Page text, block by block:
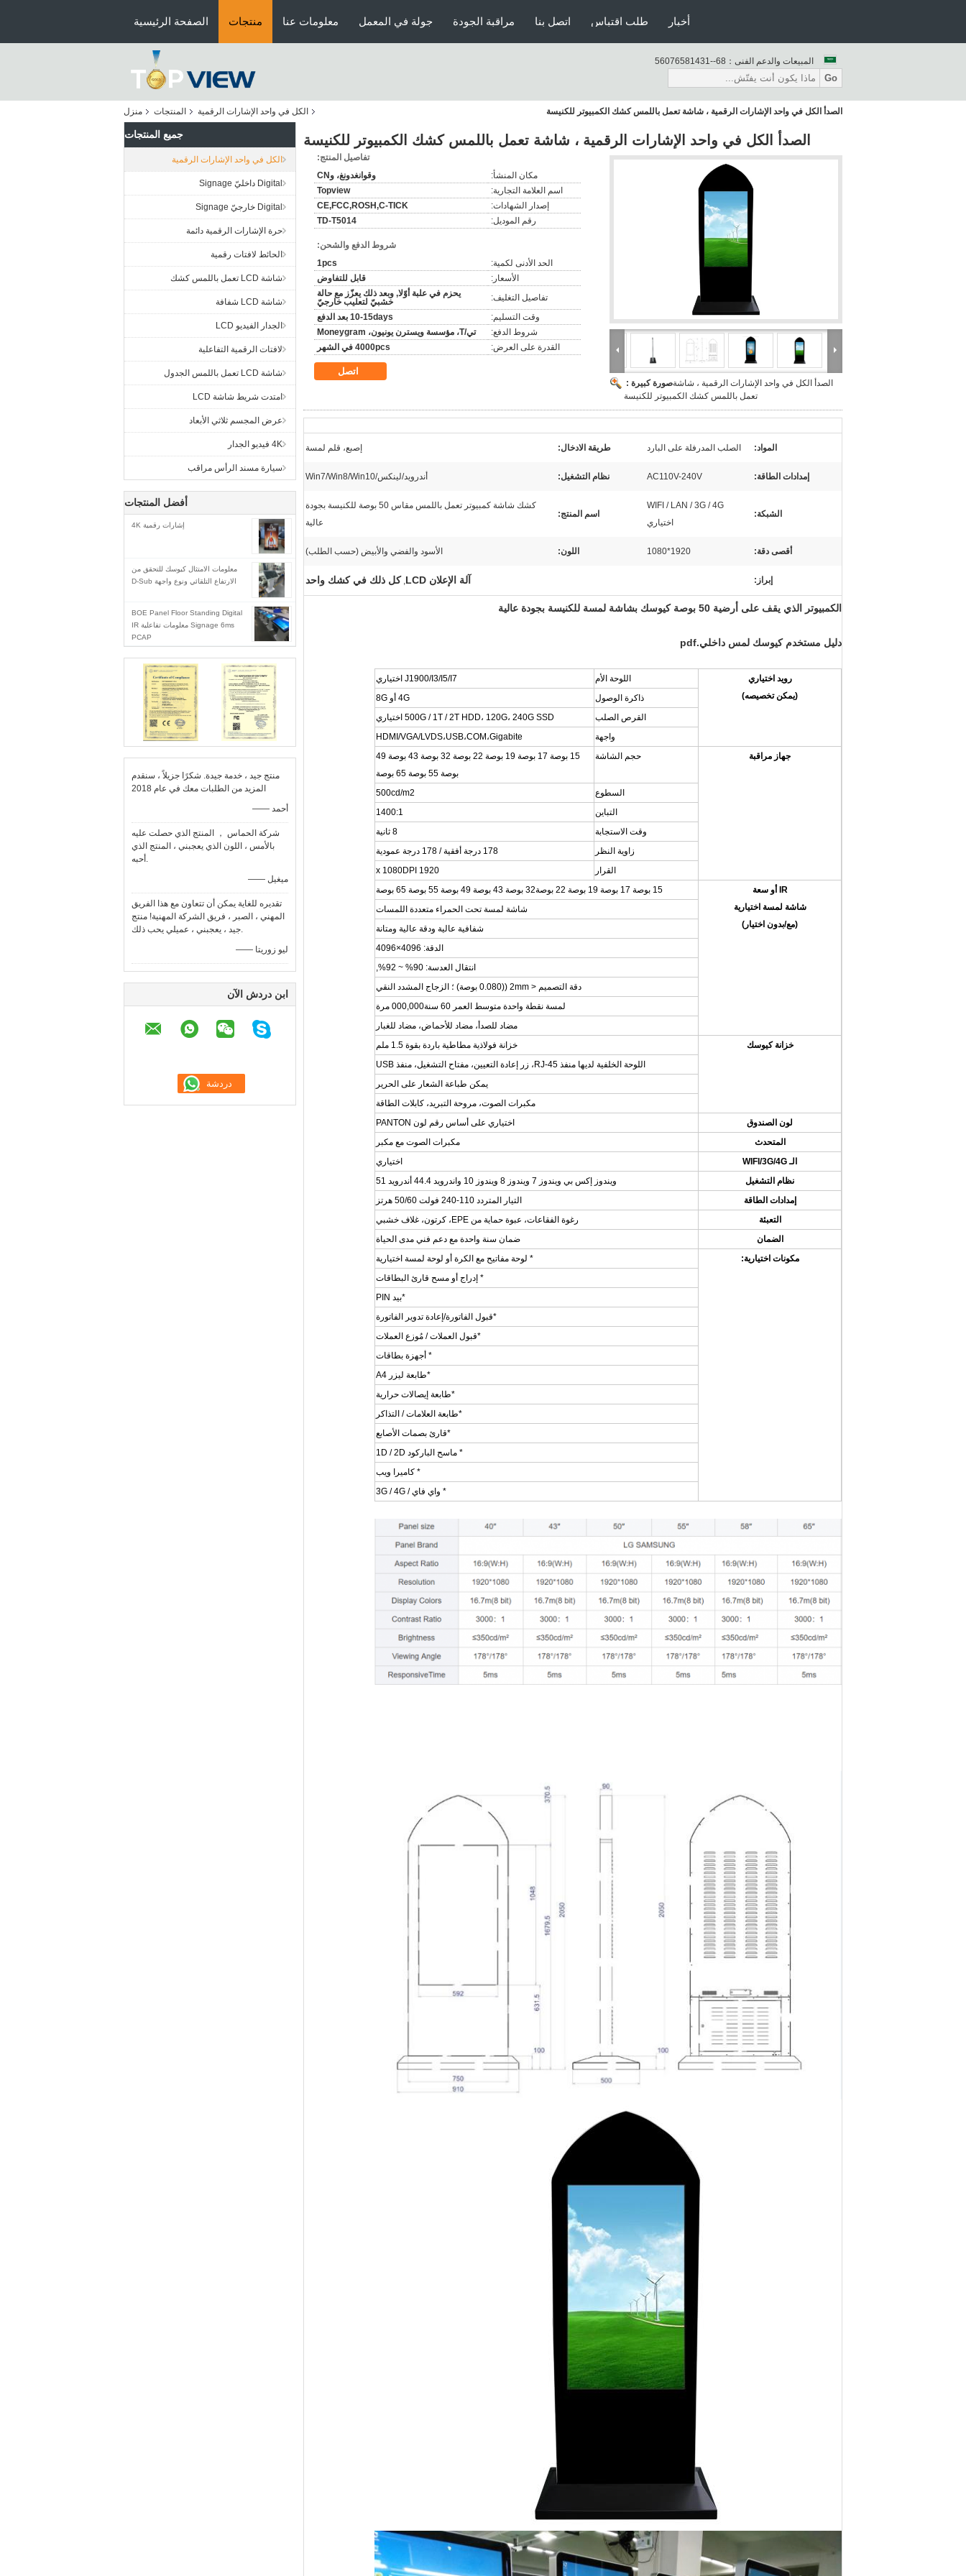
الصفحة الرئيسية منتجات معلومات عنا جولة في المعمل مراقبة الجودة اتصل بنا طلب اقتباس أخبار
المبيعات والدعم الفنى： 86--13418567065
Go
منزل المنتجات الكل في واحد الإشارات الرقمية الصدأ الكل في واحد الإشارات الرقمية ، شاشة تعمل باللمس كشك الكمبيوتر للكنيسة
جميع المنتجات
الكل في واحد الإشارات الرقمية
Digital داخليّ Signage
Digital خارجيّ Signage
حرة الإشارات الرقمية دائمة
الحائط لافتات رقمية
شاشة LCD تعمل باللمس كشك
شاشة LCD شفافة
الجدار الفيديو LCD
لافتات الرقمية التفاعلية
شاشة LCD تعمل باللمس الجدول
امتدت شريط شاشة LCD
عرض المجسم ثلاثي الأبعاد
4K فيديو الجدار
سيارة مسند الرأس مراقب
أفضل المنتجات
إشارات رقمية 4K
معلومات الامتثال كيوسك للتحقق من
الارتفاع التلقائي ونوع واجهة D-Sub
BOE Panel Floor Standing Digital
Signage 6ms معلومات تفاعلية IR
PCAP
منتج جيد ، خدمة جيدة. شكرًا جزيلاً ، سنقدم
المزيد من الطلبات معك في عام 2018
—— أحمد
شركة الحماس ， المنتج الذي حصلت عليه
بالأمس ، اللون الذي يعجبني ، المنتج الذي
أحبه.
—— ميغيل
تقديره للغاية يمكن أن تتعاون مع هذا الفريق
المهني ، الصبر ، فريق الشركة المهنية! منتج
جيد ، يعجبني ، عميلي يحب ذلك.
—— ليو زوريتا
ابن دردش الآن
الصدأ الكل في واحد الإشارات الرقمية ، شاشة تعمل باللمس كشك الكمبيوتر للكنيسة
صورة كبيرة :الصدأ الكل في واحد الإشارات الرقمية ، شاشة
تعمل باللمس كشك الكمبيوتر للكنيسة
تفاصيل المنتج:
مكان المنشأ:
وقوانغدونغ، وCN
اسم العلامة التجارية:
Topview
إصدار الشهادات:
CE,FCC,ROSH,C-TICK
رقم الموديل:
TD-T5014
شروط الدفع والشحن:
الحد الأدنى لكمية:
1pcs
الأسعار:
قابل للتفاوض
تفاصيل التغليف:
يحزم في علبة أوّلا, وبعد ذلك يعزّز مع حالة
خشبيّ لتعليب خارجيّ
وقت التسليم:
10-15days بعد الدفع
شروط الدفع:
تي/T، مؤسسة ويسترن يونيون، Moneygram
القدرة على العرض:
4000pcs في الشهر
اتصل
المواد: الصلب المدرفلة على البارد طريقة الادخال: إصبع، قلم لمسة
إمدادات الطاقة: AC110V-240V نظام التشغيل: أندرويد/لينكس/Win7/Win8/Win10
الشبكة:
WIFI / LAN / 3G / 4G
اختياري
اسم المنتج:
كشك شاشة كمبيوتر تعمل باللمس مقاس 50 بوصة للكنيسة بجودة
عالية
أقصى دقة: 1920*1080 اللون: الأسود والفضي والأبيض (حسب الطلب)
إبراز: آلة الإعلان LCD , كل ذلك في كشك واحد
الكمبيوتر الذي يقف على أرضية 50 بوصة كيوسك بشاشة لمسة للكنيسة بجودة عالية
دليل مستخدم كيوسك لمس داخلي.pdf
رويد اختياري
(يمكن تخصيصه)
اللوحة الأم
J1900/I3/I5/I7 اختياري
ذاكرة الوصول
4G أو 8G
القرص الصلب
500G / 1T / 2T HDD، 120G، 240G SSD اختياري
واجهة
HDMI/VGA/LVDS،USB،COM،Gigabite
جهاز مراقبة
حجم الشاشة
15 بوصة 17 بوصة 19 بوصة 22 بوصة 32 بوصة 43 بوصة 49
بوصة 55 بوصة 65 بوصة
السطوع
500cd/m2
التباين
1400:1
وقت الاستجابة
8 ثانية
زاوية النظر
178 درجة أفقية / 178 درجة عمودية
القرار
1920 x 1080DPI
IR أو سعة
شاشة لمسة اختيارية
(مع/بدون اختيار)
15 بوصة 17 بوصة 19 بوصة 22 بوصة
32 بوصة 43 بوصة 49 بوصة 55 بوصة 65 بوصة
شاشة لمسة تحت الحمراء متعددة اللمسات
شفافية عالية ودقة عالية ومتانة
الدقة: 4096×4096
انتقال العدسة: 90% ~ 92%,
دقة التصميم < 2mm ((0.080 بوصة) ؛ الزجاج المشدد النقي
لمسة نقطة واحدة متوسط العمر 60 سنة000,000 مرة
مضاد للصدأ، مضاد للأحماض، مضاد للغبار
خزانة كيوسك
خزانة فولاذية مطاطية باردة بقوة 1.5 ملم
اللوحة الخلفية لديها منفذ RJ-45، زر إعادة التعيين، مفتاح التشغيل، منفذ USB
يمكن طباعة الشعار على الحرير
مكبرات الصوت، مروحة التبريد، كابلات الطاقة
لون الصندوق
اختياري على أساس رقم لون PANTON
المتحدث
مكبرات الصوت مع مكبر
الـ WIFI/3G/4G
اختياري
نظام التشغيل
ويندوز إكس بي ويندوز 7 ويندوز 8 ويندوز 10 واندرويد 44.4 أندرويد 51
إمدادات الطاقة
التيار المتردد 110-240 فولت 50/60 هرتز
التعبئة
رغوة الفقاعات، عبوة حماية من EPE، كرتون، غلاف خشبي
الضمان
ضمان سنة واحدة مع دعم فني مدى الحياة
مكونات اختيارية:
* لوحة مفاتيح مع الكرة أو لوحة لمسة اختيارية
* إدراج أو مسح قارئ البطاقات
*بيد PIN
*قبول الفاتورة/إعادة تدوير الفاتورة
*قبول العملات / مُوزع العملات
* أجهزة بطاقات
*طابعة ليزر A4
*طابعة إيصالات حرارية
*طابعة العلامات / التذاكر
*قارئ بصمات الأصابع
* ماسح الباركود 1D / 2D
* كاميرا ويب
* واي فاي / 3G / 4G